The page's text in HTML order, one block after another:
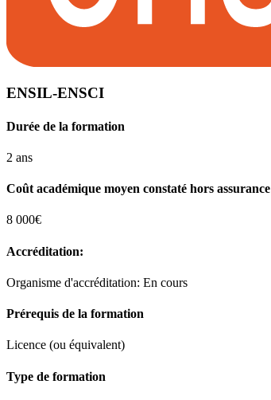
ENSIL-ENSCI
Durée de la formation
2 ans
Coût académique moyen constaté hors assurance
8 000€
Accréditation:
Organisme d'accréditation: En cours
Prérequis de la formation
Licence (ou équivalent)
Type de formation